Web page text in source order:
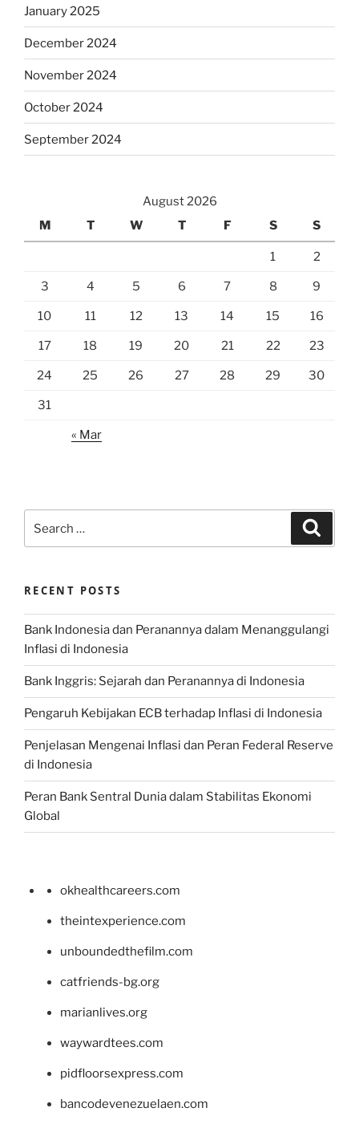
January 2025
December 2024
November 2024
October 2024
September 2024
August 2026
M
T W T F S S
1 2
3 4 5 6 7 8 9
10 11 12 13 14 15 16
17 18 19 20 21 22 23
24 25 26 27 28 29 30
31
« Mar
for:
RECENT POSTS
Bank Indonesia dan Peranannya dalam Menanggulangi
Inflasi di Indonesia
Bank Inggris: Sejarah dan Peranannya di Indonesia
Pengaruh Kebijakan ECB terhadap Inflasi di Indonesia
Penjelasan Mengenai Inflasi dan Peran Federal Reserve
di Indonesia
Peran Bank Sentral Dunia dalam Stabilitas Ekonomi
Global
okhealthcareers.com
theintexperience.com
unboundedthefilm.com
catfriends-bg.org
marianlives.org
waywardtees.com
pidfloorsexpress.com
bancodevenezuelaen.com